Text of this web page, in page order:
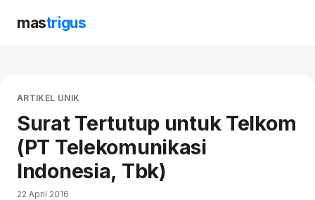
mastrigus
ARTIKEL UNIK
Surat Tertutup untuk Telkom
(PT Telekomunikasi
Indonesia, Tbk)
22 April 2016